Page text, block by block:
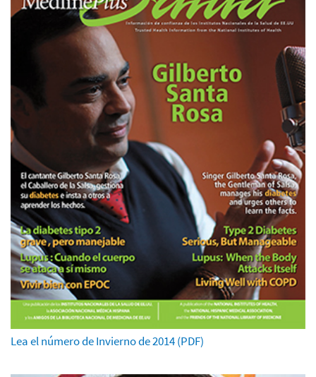
Lea el número de Invierno de 2014 (PDF)